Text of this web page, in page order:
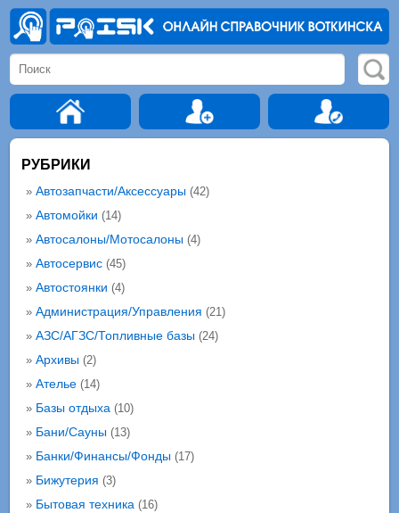
РУБРИКИ
» Автозапчасти/Аксессуары(42)
» Автомойки (14)
» Автосалоны/Мотосалоны(4)
» Автосервис(45)
» Автостоянки (4)
» Администрация/Управления (21)
» АЗС/АГЗС/Топливные базы(24)
» Архивы(2)
» Ателье(14)
» Базы отдыха(10)
» Бани/Сауны(13)
» Банки/Финансы/Фонды(17)
» Бижутерия (3)
» Бытовая техника(16)